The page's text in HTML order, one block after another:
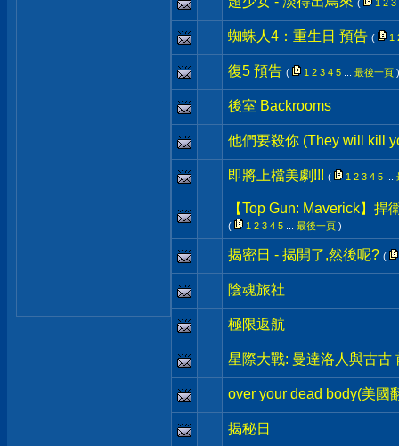
( 1 2 3
蜘蛛人4：重生日 預告 ( 1
復5 預告 ( 1 2 3 4 5 最後一頁 )
後室 Backrooms
他們要殺你 (They will kill
即將上檔美劇!!! ( 1 2 3 4 5
【Top Gun: Maverick】捍
( 1 2 3 4 5 最後一頁 )
揭密日 - 揭開了,然後呢? (
陰魂旅社
極限返航
星際大戰: 曼達洛人與古古
over your dead body(美國
揭秘日